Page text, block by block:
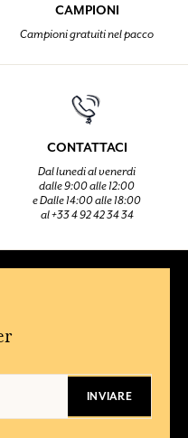
CAMPIONI
Campioni gratuiti nel pacco
CONTATTACI
Dal lunedi al venerdi
dalle 9:00 alle 12:00
e Dalle 14:00 alle 18:00
al +33 4 92 42 34 34
INVIARE